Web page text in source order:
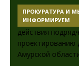
ПРОКУРАТУРА И
ИНФОРМИРУЕМ